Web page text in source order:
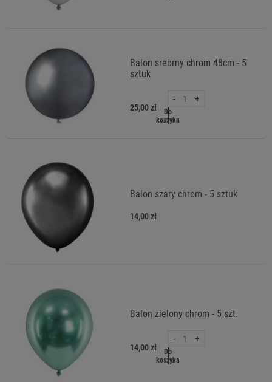
Balon srebrny chrom 48cm - 5
sztuk
25,00 zł
- +
Do
koszyka
Balon szary chrom - 5 sztuk
14,00 zł
Balon zielony chrom - 5 szt.
14,00 zł
- +
Do
koszyka